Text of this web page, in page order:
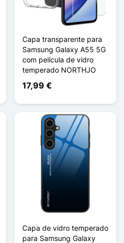
Capa transparente para
Samsung Galaxy A55 5G
com película de vidro
temperado NORTHJO
17,99 €
Capa de vidro temperado
para Samsung Galaxy